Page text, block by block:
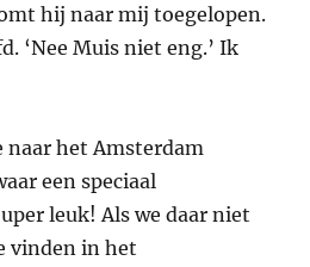
hij naar mij toegelopen.
‘Nee Muis niet eng.’ Ik
naar het Amsterdam
een speciaal
leuk! Als we daar niet
vinden in het